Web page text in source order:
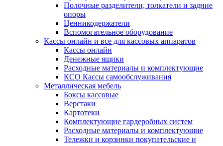
Полочные разделители, толкатели и задние
опоры
Ценникодержатели
Вспомогательное оборудование
Кассы онлайн и все для кассовых аппаратов
Кассы онлайн
Денежные ящики
Расходные материалы и комплектующие
КСО Кассы самообслуживания
Металлическая мебель
Боксы кассовые
Верстаки
Картотеки
Комплектующие гардеробных систем
Расходные материалы и комплектующие
Тележки и корзинки покупательские и